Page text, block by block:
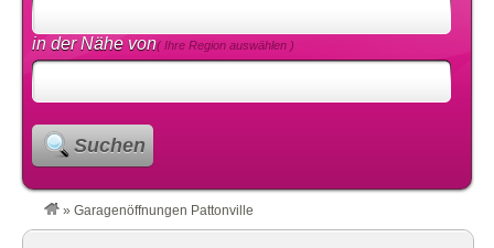
in der Nähe von( Ihre Region auswählen )
Suchen
» Garagenöffnungen Pattonville